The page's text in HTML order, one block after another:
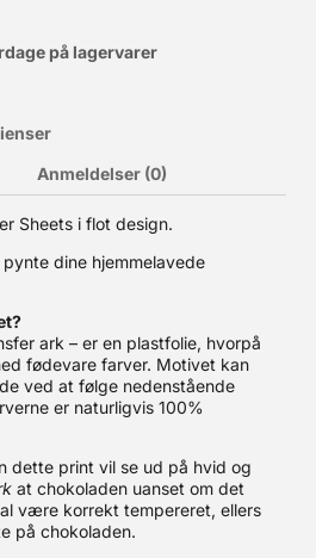
på lagervarer
Anmeldelser (0)
Sheets i flot design.
dine hjemmelavede
ark – er en plastfolie, hvorpå
fødevare farver. Motivet kan
ved at følge nedenstående
er naturligvis 100%
dette print vil se ud på hvid og
at chokoladen uanset om det
være korrekt tempereret, ellers
på chokoladen.